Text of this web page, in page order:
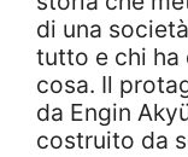
di una
tutto e chi ha
cosa. Il
da Engin
costruito da